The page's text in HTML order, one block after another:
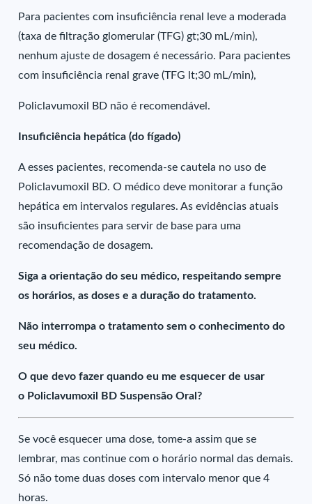
Para pacientes com insuficiência renal leve a moderada
(taxa de filtração glomerular (TFG) gt;30 mL/min),
nenhum ajuste de dosagem é necessário. Para pacientes
com insuficiência renal grave (TFG lt;30 mL/min),
Policlavumoxil BD não é recomendável.
Insuficiência hepática (do fígado)
A esses pacientes, recomenda-se cautela no uso de
Policlavumoxil BD. O médico deve monitorar a função
hepática em intervalos regulares. As evidências atuais
são insuficientes para servir de base para uma
recomendação de dosagem.
Siga a orientação do seu médico, respeitando sempre
os horários, as doses e a duração do tratamento.
Não interrompa o tratamento sem o conhecimento do
seu médico.
O que devo fazer quando eu me esquecer de usar
o Policlavumoxil BD Suspensão Oral?
Se você esquecer uma dose, tome-a assim que se
lembrar, mas continue com o horário normal das demais.
Só não tome duas doses com intervalo menor que 4
horas.